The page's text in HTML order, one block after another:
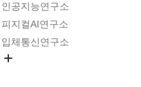
인공지능연구소
피지컬AI연구소
입체통신연구소